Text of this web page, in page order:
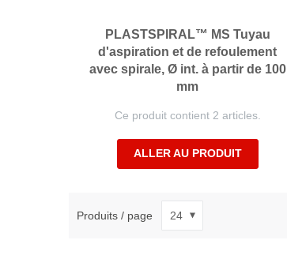
PLASTSPIRAL™ MS Tuyau
d'aspiration et de refoulement
avec spirale, Ø int. à partir de 100
mm
Ce produit contient 2 articles.
ALLER AU PRODUIT
Produits / page